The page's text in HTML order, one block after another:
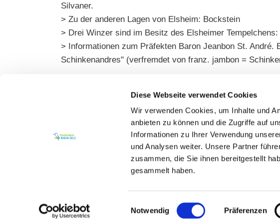
Diese Webseite verwendet Cookies
Wir verwenden Cookies, um Inhalte und
anbieten zu können und die Zugriffe auf
Informationen zu Ihrer Verwendung
und Analysen weiter. Unsere Partner
zusammen, die Sie ihnen bereitgestellt
gesammelt haben.
Einwilligungsauswahl
Notwendig Präferenzen
Silvaner.
> Zu der anderen Lagen von Elsheim: Bockstein
> Drei Winzer sind im Besitz des Elsheimer Tempelchens:
> Informationen zum Präfekten Baron Jeanbon St.
Schinkenandres" (verfremdet von franz. jambon =